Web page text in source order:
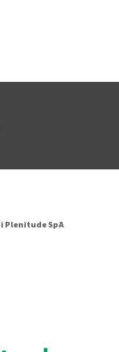
Plenitude SpA